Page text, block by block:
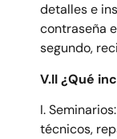
detalles e
contraseña
segundo,
V.II ¿Qué
I.
técnicos,